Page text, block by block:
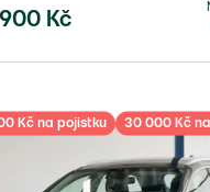
Kč
Kč na pojistku 30 000 Kč